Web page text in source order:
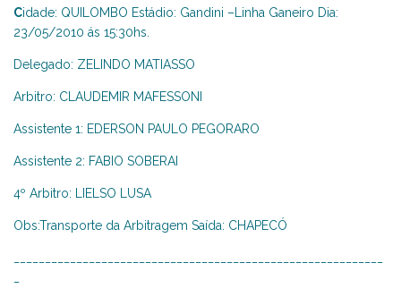
Cidade: QUILOMBO Estádio: Gandini –Linha Ganeiro Dia:
23/05/2010 ás 15:30hs.
Delegado: ZELINDO MATIASSO
Arbitro: CLAUDEMIR MAFESSONI
Assistente 1: EDERSON PAULO PEGORARO
Assistente 2: FABIO SOBERAI
4º Arbitro: LIELSO LUSA
Obs:Transporte da Arbitragem Saída: CHAPECÓ